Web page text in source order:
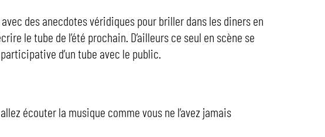
avec des anecdotes véridiques pour briller dans les diners en
le tube de l’été prochain. D’ailleurs ce seul en scène se
d’un tube avec le public.
allez écouter la musique comme vous ne l’avez jamais